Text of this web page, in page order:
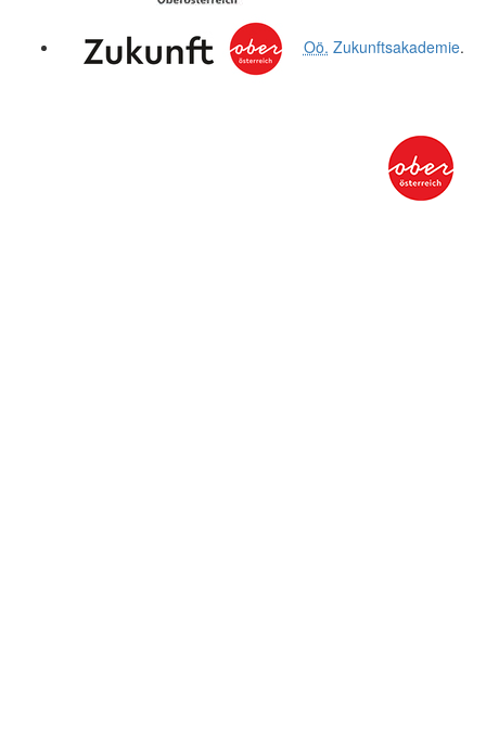
Oö. Zukunftsakademie.